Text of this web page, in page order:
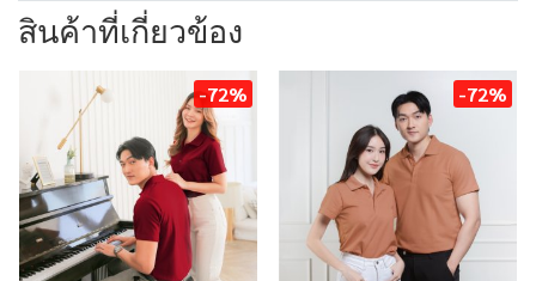
สินค้าที่เกี่ยวข้อง
-72% -72%